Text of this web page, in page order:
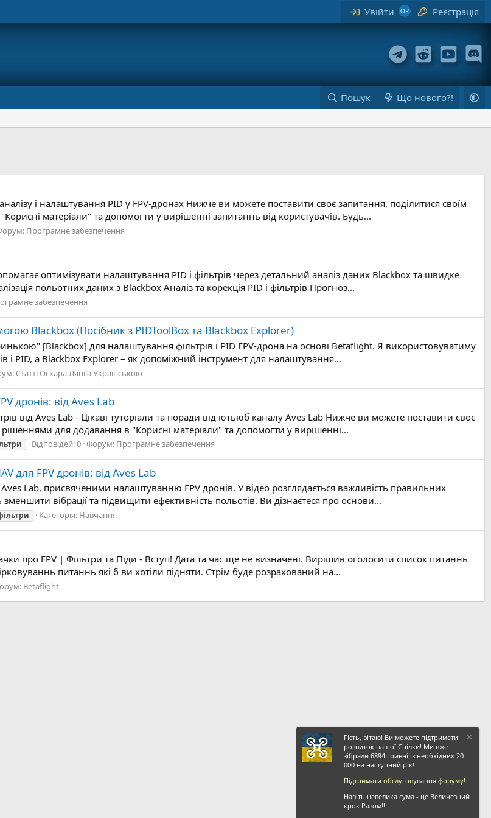
Увійти Реєстрація
Пошук Що нового?!
і налаштування PID у FPV-дронах Нижче ви можете поставити своє запитання, поділитися своїм
матеріали" та допомогти у вирішенні запитаннь від користувачів. Будь...
Програмне забезпечення
оптимізувати налаштування PID і фільтрів через детальний аналіз даних Blackbox та швидке
польотних даних з Blackbox Аналіз та корекція PID і фільтрів Прогноз...
забезпечення
Blackbox (Посібник з PIDToolBox та Blackbox Explorer)
[Blackbox] для налаштування фільтрів і PID FPV-дронa на основі Betaflight. Я використовуватиму
і PID, а Blackbox Explorer – як допоміжний інструмент для налаштування...
Статті Оскара Лянґа Українською
дронів: від Aves Lab
від Aves Lab - Цікаві туторіали та поради від ютьюб каналу Aves Lab Нижче ви можете поставити своє
для додавання в "Корисні матеріали" та допомогти у вирішенні...
Відповідей: 0 Форум: Програмне забезпечення
для FPV дронів: від Aves Lab
Lab, присвяченими налаштуванню FPV дронів. У відео розглядається важливість правильних
вібрації та підвищити ефективність польотів. Ви дізнаєтеся про основи...
Категорія: Навчання
про FPV | Фільтри та Піди - Вступ! Дата та час ще не визначені. Вирішив оголосити список питаннь
питаннь які б ви хотіли підняти. Стрім буде розрахований на...
Betaflight
Гість, вітаю! Ви можете підтримати
розвиток нашої Спілки! Ми вже
зібрали 6894 гривні із необхідних 20
000 на наступний рік!
Підтримати обслуговування форуму!
Навіть невелика сума - це Величезний
крок Разом!!!